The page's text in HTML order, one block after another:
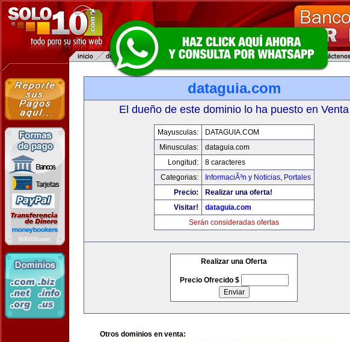
dataguia.com
El dueño de este dominio lo ha puesto en Venta
Mayusculas:
DATAGUIA.COM
Minusculas:
dataguia.com
Longitud:
8 caracteres
Categorias:
InformaciÃ³n y Noticias, Portales
Precio:
Realizar una oferta!
Visitar!
dataguia.com
Serán consideradas ofertas
Realizar una Oferta
Precio Ofrecido $
Otros dominios en venta: